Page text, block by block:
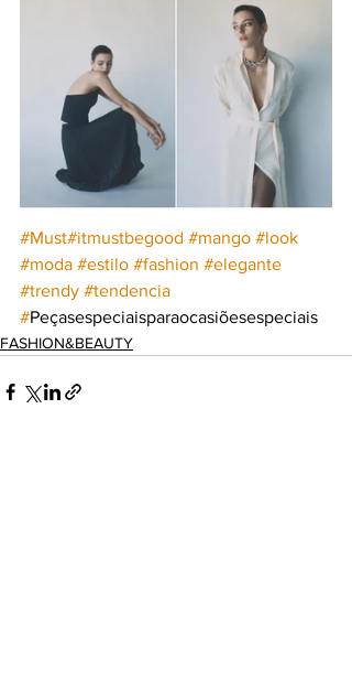
#Must#itmustbegood #mango #look
#moda #estilo #fashion #elegante
#trendy #tendencia
#Peçasespeciaisparaocasiõesespeciais
FASHION&BEAUTY